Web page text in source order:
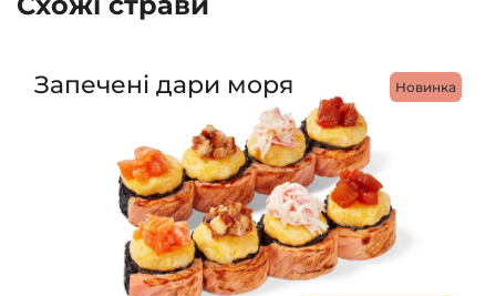
Новинка
Запечені дари моря